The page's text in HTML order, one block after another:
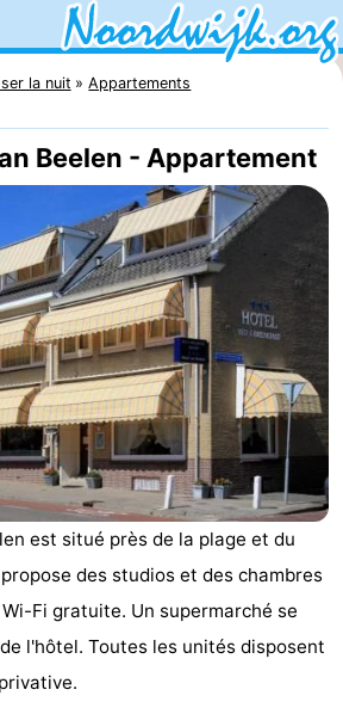
la nuit
Appartements
Beelen - Appartement
est situé près de la plage et du
des studios et des chambres
Fi gratuite. Un supermarché se
l'hôtel. Toutes les unités disposent